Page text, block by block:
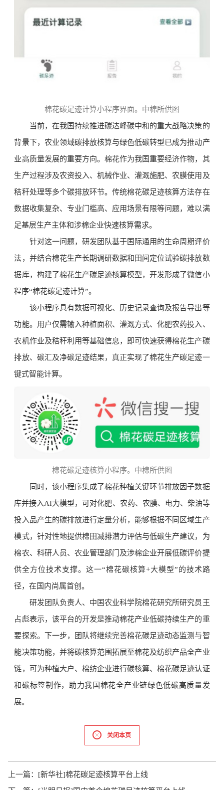
棉花碳足迹计算小程序界面。中棉所供图
当前，在我国持续推进碳达峰碳中和的重大战略决策的
背景下，农业领域碳排放核算与绿色低碳转型已成为推动产
业高质量发展的重要方向。棉花作为我国重要经济作物，其
生产过程涉及农资投入、机械作业、灌溉施肥、农膜使用及
秸秆处理等多个碳排放环节。传统棉花碳足迹核算方法存在
数据收集复杂、专业门槛高、应用场景有限等问题，难以满
足基层生产主体和涉棉企业快速核算需求。
针对这一问题，研发团队基于国际通用的生命周期评价
法，并结合棉花生产长期调研数据和田间定位试验碳排放数
据库，构建了棉花生产碳足迹核算模型，开发形成了微信小
程序“棉花碳足迹计算”。
该小程序具有数据可视化、历史记录查询及报告导出等
功能。用户仅需输入种植面积、灌溉方式、化肥农药投入、
农机作业及秸秆利用等基础信息，即可快速获得棉花生产碳
排放、碳汇及净碳足迹结果，真正实现了棉花生产碳足迹一
键式智能计算。
棉花碳足迹核算小程序。中棉所供图
同时，该小程序集成了棉花种植关键环节排放因子数据
库并接入AI大模型，可对化肥、农药、农膜、电力、柴油等
投入品产生的碳排放进行定量分析，能够根据不同区域生产
模式，针对性地提供棉田减排潜力评估与低碳生产建议，为
棉农、科研人员、农业管理部门及涉棉企业开展低碳评价提
供全方位技术支撑。这一“棉花碳核算+大模型”的技术路
径，在国内尚属首创。
研发团队负责人、中国农业科学院棉花研究所研究员王
占彪表示，该平台的开发是推动棉花产业低碳持续生产的重
要探索。下一步，团队将继续完善棉花碳足迹动态监测与智
能决策功能，并将碳核算范围拓展至棉花及纺织产品全产业
链，可为种植大户、棉纺企业进行碳核算、棉花碳足迹认证
和碳标签制作，助力我国棉花全产业链绿色低碳高质量发
展。
关闭本页
上一篇： [新华社]棉花碳足迹核算平台上线